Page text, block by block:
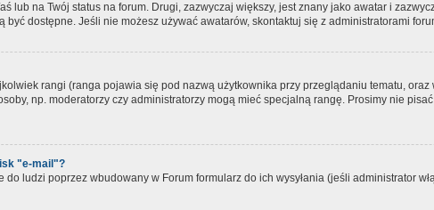
lub na Twój status na forum. Drugi, zazwyczaj większy, jest znany jako awatar i
być dostępne. Jeśli nie możesz używać awatarów, skontaktuj się z administratorami
rangi (ranga pojawia się pod nazwą użytkownika przy przeglądaniu tematu,
np. moderatorzy czy administratorzy mogą mieć specjalną rangę. Prosimy nie
"e-mail"?
ludzi poprzez wbudowany w Forum formularz do ich wysyłania (jeśli administrator